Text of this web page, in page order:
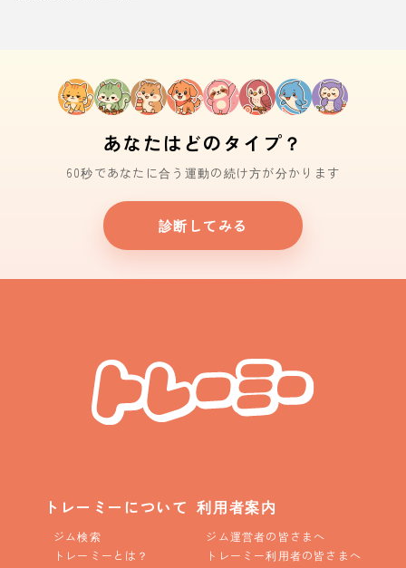
あなたはどのタイプ？
60秒であなたに合う運動の続け方が分かります
診断してみる
トレーミーについて
ジム検索
トレーミーとは？
利用者案内
ジム運営者の皆さまへ
トレーミー利用者の皆さまへ